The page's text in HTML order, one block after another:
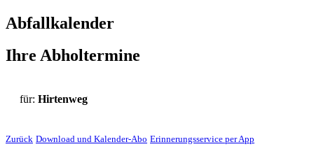
Abfallkalender
Ihre Abholtermine
für: Hirtenweg
Zurück Download und Kalender-Abo Erinnerungsservice per App